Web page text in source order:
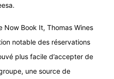
Now Book It, Thomas Wines
notable des réservations
plus facile d’accepter de
une source de